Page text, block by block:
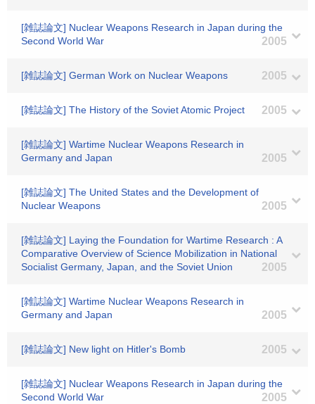
[雑誌論文] Nuclear Weapons Research in Japan during the
Second World War
2005
[雑誌論文] German Work on Nuclear Weapons 2005
[雑誌論文] The History of the Soviet Atomic Project 2005
[雑誌論文] Wartime Nuclear Weapons Research in
Germany and Japan
2005
[雑誌論文] The United States and the Development of
Nuclear Weapons
2005
[雑誌論文] Laying the Foundation for Wartime Research : A
Comparative Overview of Science Mobilization in National
Socialist Germany, Japan, and the Soviet Union
2005
[雑誌論文] Wartime Nuclear Weapons Research in
Germany and Japan
2005
[雑誌論文] New light on Hitler's Bomb 2005
[雑誌論文] Nuclear Weapons Research in Japan during the
Second World War
2005